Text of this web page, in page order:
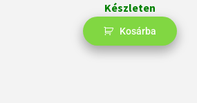
Készleten
Kosárba